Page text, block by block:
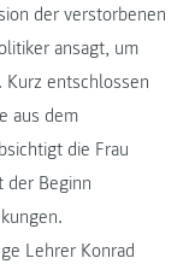
der verstorbenen
ansagt, um
entschlossen
aus dem
die Frau
der Beginn
Lehrer Konrad